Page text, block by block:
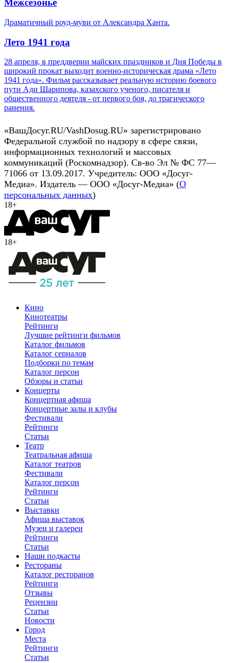
Межсезонье
Драматичный роуд-муви от Александра Ханта.
Лето 1941 года
28 апреля, в преддверии майских праздников и Дня Победы в
широкий прокат выходит военно-историческая драма «Лето
1941 года». Фильм рассказывает реальную историю боевого
пути Ади Шарипова, казахского ученого, писателя и
общественного деятеля - от первого боя, до трагического
ранения.
«ВашДосуг.RU/VashDosug.RU» зарегистрировано
Федеральной службой по надзору в сфере связи,
информационных технологий и массовых
коммуникаций (Роскомнадзор). Св-во Эл № ФС 77—
71066 от 13.09.2017. Учредитель: ООО «Досуг-
Медиа». Издатель — ООО «Досуг-Медиа» (О
персональных данных)
18+
18+
Кино
Кинотеатры
Рейтинги
Лучшие рейтинги фильмов
Каталог фильмов
Каталог сериалов
Подборки по темам
Каталог персон
Обзоры и статьи
Концерты
Концертная афиша
Концертные залы и клубы
Фестивали
Рейтинги
Статьи
Театр
Театральная афиша
Каталог театров
Фестивали
Каталог персон
Рейтинги
Статьи
Выставки
Афиша выставок
Музеи и галереи
Рейтинги
Статьи
Наши подкасты
Рестораны
Каталог ресторанов
Рейтинги
Отзывы
Рецензии
Статьи
Новости
Город
Места
Рейтинги
Статьи